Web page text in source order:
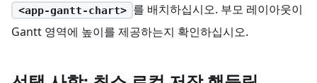
<app-gantt-chart> 를 배치하십시오. 부모 레이아웃이
Gantt 영역에 높이를 제공하는지 확인하십시오.